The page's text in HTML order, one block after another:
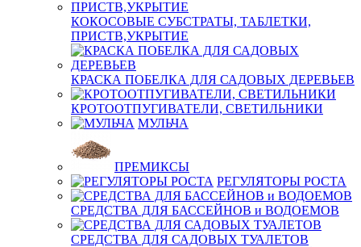
КОКОСОВЫЕ СУБСТРАТЫ, ТАБЛЕТКИ,
ПРИСТВ,УКРЫТИЕ
КРАСКА ПОБЕЛКА ДЛЯ САДОВЫХ ДЕРЕВЬЕВ
КРОТООТПУГИВАТЕЛИ, СВЕТИЛЬНИКИ
МУЛЬЧА
ПРЕМИКСЫ
РЕГУЛЯТОРЫ РОСТА
СРЕДСТВА ДЛЯ БАССЕЙНОВ и ВОДОЕМОВ
СРЕДСТВА ДЛЯ САДОВЫХ ТУАЛЕТОВ